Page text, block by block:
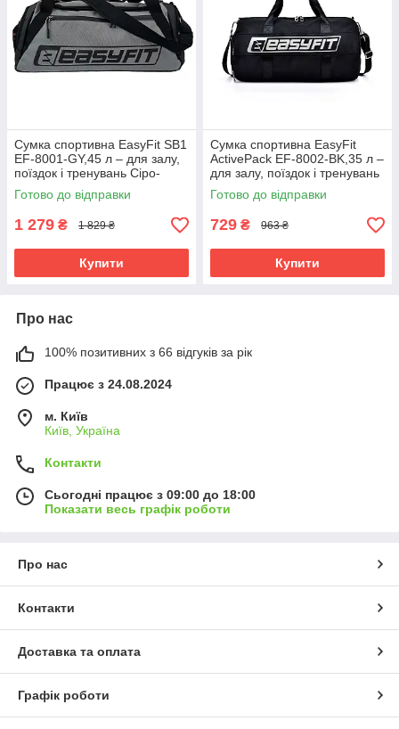
Сумка спортивна EasyFit SB1
EF-8001-GY,45 л – для залу,
поїздок і тренувань Сіро-
чорний
Готово до відправки
1 279 ₴ 1 829 ₴
Купити
Сумка спортивна EasyFit
ActivePack EF-8002-BK,35 л –
для залу, поїздок і тренувань
Чорний
Готово до відправки
729 ₴ 963 ₴
Купити
Про нас
100% позитивних з 66 відгуків за рік
Працює з 24.08.2024
м. Київ
Київ, Україна
Контакти
Сьогодні працює з 09:00 до 18:00
Показати весь графік роботи
Про нас
Контакти
Доставка та оплата
Графік роботи